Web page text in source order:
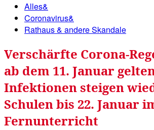
Alles&
Coronavirus&
Rathaus & andere Skandale
Verschärfte Corona-
ab dem 11. Januar
Infektionen steigen
Schulen bis 22. Januar
Fernunterricht